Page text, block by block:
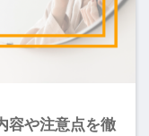
容や注意点を徹